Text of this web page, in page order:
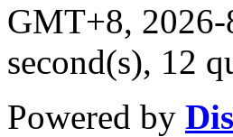
GMT+8,
second(s), 12
Powered by